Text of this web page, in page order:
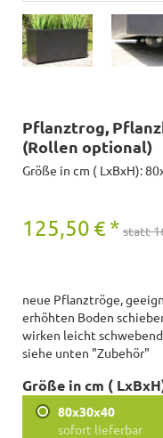
Pflanztrog,
(Rollen optional)
Größe in cm ( LxBxH):
125,50 € * statt
neue Pflanztröge,
erhöhten Boden
wirken leicht
siehe unten "Zubehör"
Größe in cm (
80x30x40
sofort lieferbar